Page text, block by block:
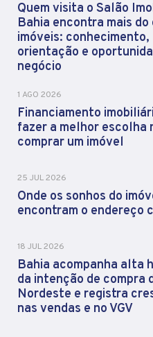
Quem visita o Salão
Bahia encontra mais do
imóveis: conhecimento,
orientação e
negócio
1 AGO 2026
Financiamento
fazer a melhor escolha
comprar um imóvel
25 JUL 2026
Onde os sonhos do
encontram o endereço
18 JUL 2026
Bahia acompanha alta
da intenção de compra
Nordeste e registra
nas vendas e no VGV